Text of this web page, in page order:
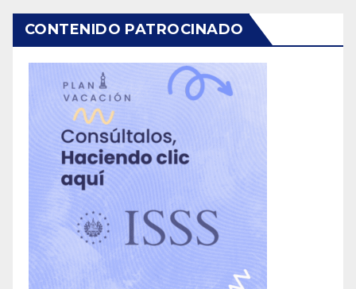
CONTENIDO PATROCINADO